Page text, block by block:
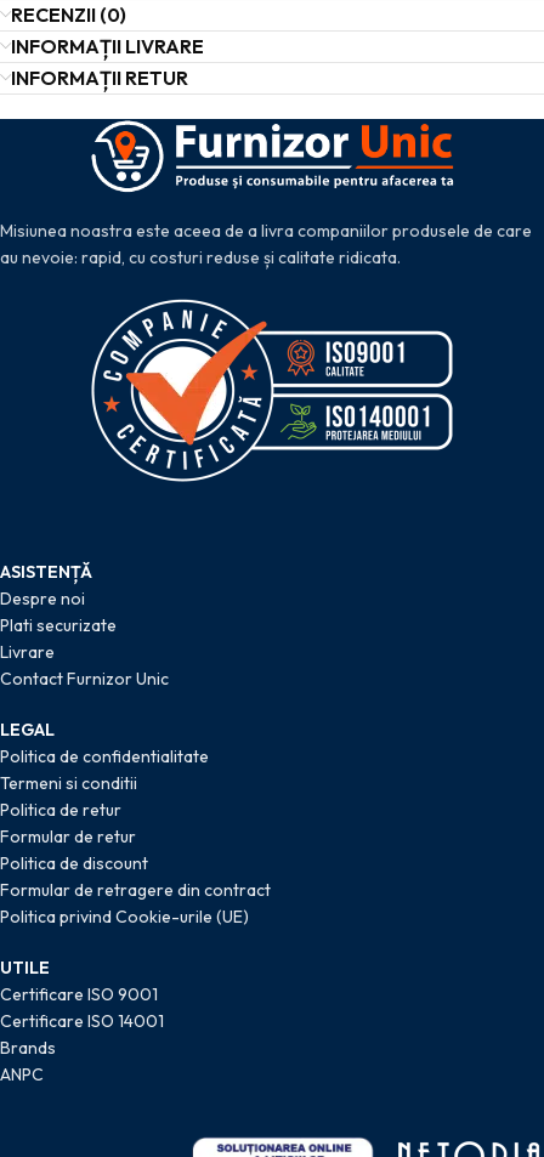
RECENZII (0)
INFORMAȚII LIVRARE
INFORMAȚII RETUR
Misiunea noastra este aceea de a livra companiilor produsele de care
au nevoie: rapid, cu costuri reduse și calitate ridicata.
ASISTENȚĂ
Despre noi
Plati securizate
Livrare
Contact Furnizor Unic
LEGAL
Politica de confidentialitate
Termeni si conditii
Politica de retur
Formular de retur
Politica de discount
Formular de retragere din contract
Politica privind Cookie-urile (UE)
UTILE
Certificare ISO 9001
Certificare ISO 14001
Brands
ANPC